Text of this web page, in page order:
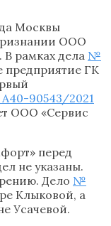
Москвы
ООО
рамках дела №
предприятие ГК
90543/2021
ООО «Сервис
перед
не указаны.
Дело №
Клыковой, а
Усачевой.